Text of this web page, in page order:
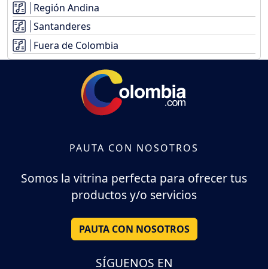
Región Andina
Santanderes
Fuera de Colombia
PAUTA CON NOSOTROS
Somos la vitrina perfecta para ofrecer tus
productos y/o servicios
PAUTA CON NOSOTROS
SÍGUENOS EN